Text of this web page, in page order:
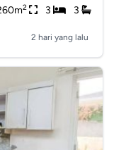
2 3 3
2 hari yang lalu